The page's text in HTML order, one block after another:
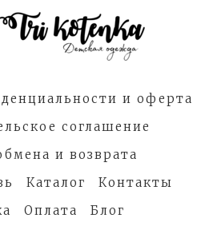
и оферта
соглашение
и возврата
Каталог
Контакты
Оплата Блог